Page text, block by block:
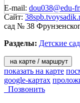
E-mail: dou038@edu-
Сайт:
сад № 38
Разделы: Детские
на карте / маршрут
показать на карте
google-картах
Позвонить